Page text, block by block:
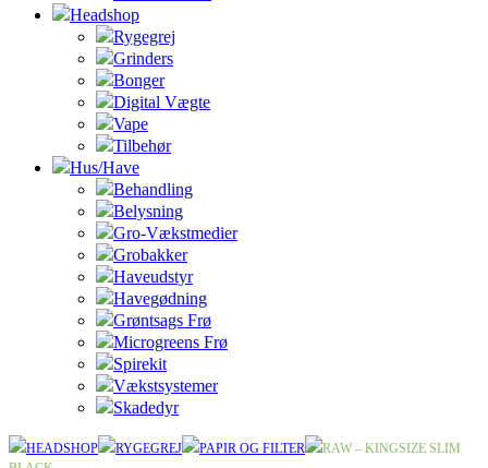
Headshop
Rygegrej
Grinders
Bonger
Digital Vægte
Vape
Tilbehør
Hus/Have
Behandling
Belysning
Gro-Vækstmedier
Grobakker
Haveudstyr
Havegødning
Grøntsags Frø
Microgreens Frø
Spirekit
Vækstsystemer
Skadedyr
HEADSHOP RYGEGREJ PAPIR OG FILTER
RAW – KINGSIZE SLIM